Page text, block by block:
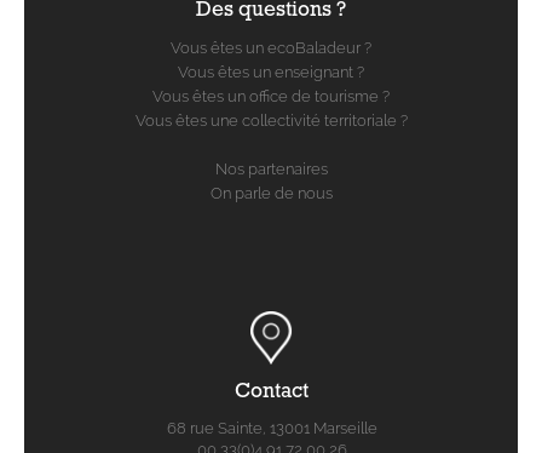
Des questions ?
Vous êtes un ecoBaladeur ?
Vous êtes un enseignant ?
Vous êtes un office de tourisme ?
Vous êtes une collectivité territoriale ?
Nos partenaires
On parle de nous
Contact
68 rue Sainte, 13001 Marseille